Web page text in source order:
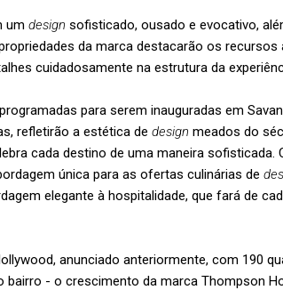
um design sofisticado, ousado e evocativo,
da marca destacarão os
cuidadosamente na estrutura da
para serem inauguradas em
refletirão a estética de design meados do
cada destino de uma maneira
única para as ofertas culinárias de
elegante à hospitalidade, que fará de
anunciado anteriormente, com 190
bairro - o crescimento da marca Thompson